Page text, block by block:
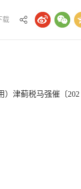
载
津蓟税马强催〔202